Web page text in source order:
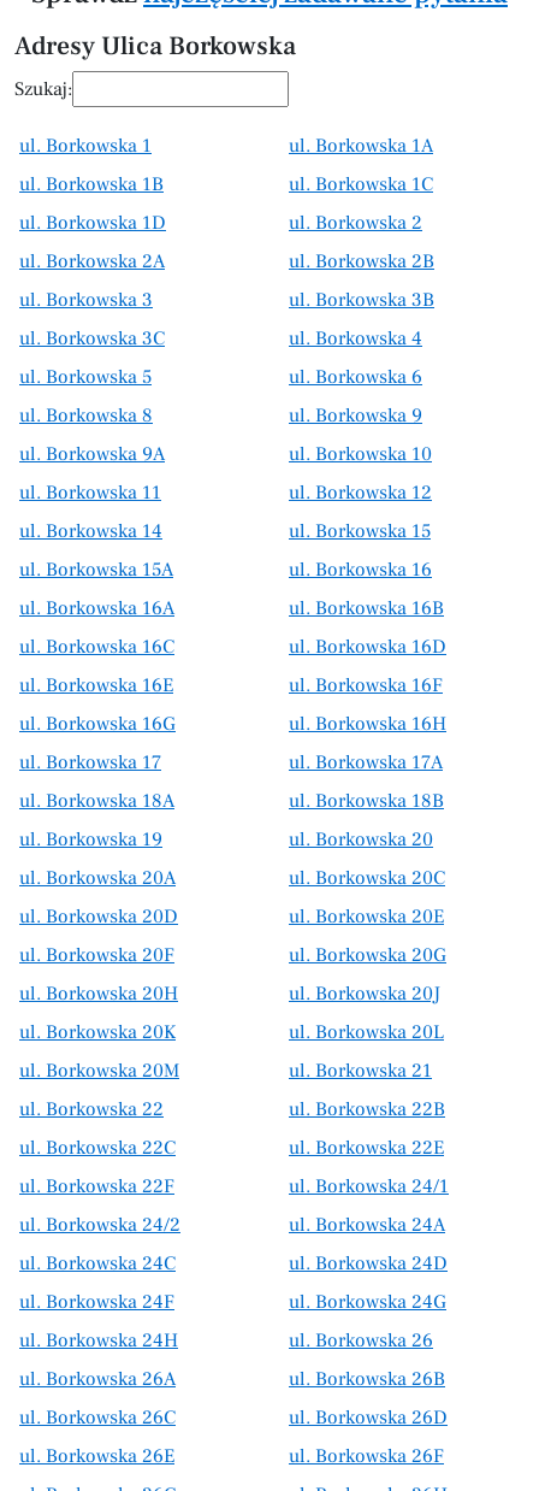
Adresy Ulica Borkowska
Szukaj:
ul. Borkowska 1
ul. Borkowska 1A
ul. Borkowska 1B
ul. Borkowska 1C
ul. Borkowska 1D
ul. Borkowska 2
ul. Borkowska 2A
ul. Borkowska 2B
ul. Borkowska 3
ul. Borkowska 3B
ul. Borkowska 3C
ul. Borkowska 4
ul. Borkowska 5
ul. Borkowska 6
ul. Borkowska 8
ul. Borkowska 9
ul. Borkowska 9A
ul. Borkowska 10
ul. Borkowska 11
ul. Borkowska 12
ul. Borkowska 14
ul. Borkowska 15
ul. Borkowska 15A
ul. Borkowska 16
ul. Borkowska 16A
ul. Borkowska 16B
ul. Borkowska 16C
ul. Borkowska 16D
ul. Borkowska 16E
ul. Borkowska 16F
ul. Borkowska 16G
ul. Borkowska 16H
ul. Borkowska 17
ul. Borkowska 17A
ul. Borkowska 18A
ul. Borkowska 18B
ul. Borkowska 19
ul. Borkowska 20
ul. Borkowska 20A
ul. Borkowska 20C
ul. Borkowska 20D
ul. Borkowska 20E
ul. Borkowska 20F
ul. Borkowska 20G
ul. Borkowska 20H
ul. Borkowska 20J
ul. Borkowska 20K
ul. Borkowska 20L
ul. Borkowska 20M
ul. Borkowska 21
ul. Borkowska 22
ul. Borkowska 22B
ul. Borkowska 22C
ul. Borkowska 22E
ul. Borkowska 22F
ul. Borkowska 24/1
ul. Borkowska 24/2
ul. Borkowska 24A
ul. Borkowska 24C
ul. Borkowska 24D
ul. Borkowska 24F
ul. Borkowska 24G
ul. Borkowska 24H
ul. Borkowska 26
ul. Borkowska 26A
ul. Borkowska 26B
ul. Borkowska 26C
ul. Borkowska 26D
ul. Borkowska 26E
ul. Borkowska 26F